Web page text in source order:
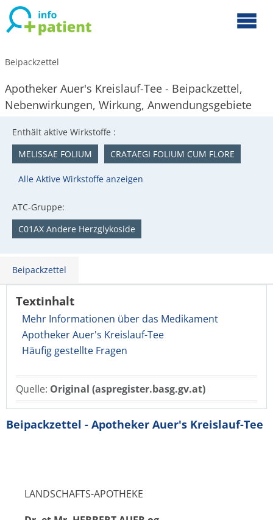
Beipackzettel
Apotheker Auer's Kreislauf-Tee - Beipackzettel,
Nebenwirkungen, Wirkung, Anwendungsgebiete
Enthält aktive Wirkstoffe :
MELISSAE FOLIUM
CRATAEGI FOLIUM CUM FLORE
Alle Aktive Wirkstoffe anzeigen
ATC-Gruppe:
C01AX Andere Herzglykoside
Beipackzettel
Textinhalt
Mehr Informationen über das Medikament
Apotheker Auer's Kreislauf-Tee
Häufig gestellte Fragen
Quelle: Original (aspregister.basg.gv.at)
Beipackzettel - Apotheker Auer's Kreislauf-Tee
LANDSCHAFTS-APOTHEKE